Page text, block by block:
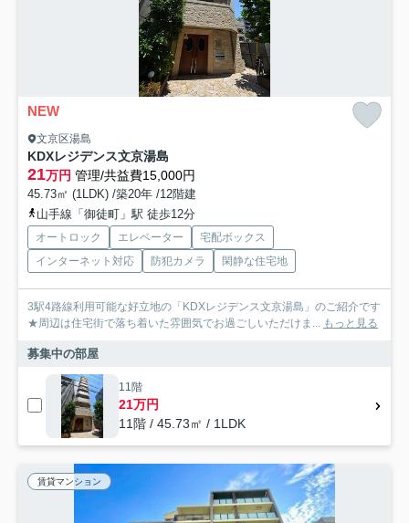
NEW
文京区湯島
KDXレジデンス文京湯島
21万円 管理/共益費15,000円
45.73㎡ (1LDK) /築20年 /12階建
山手線「御徒町」駅 徒歩12分
オートロック エレベーター
宅配ボックス
インターネット対応
防犯カメラ 閑静な住宅地
3駅4路線利用可能な好立地の「KDXレジデンス文京湯島」のご紹介です
★周辺は住宅街で落ち着いた雰囲気でお過ごしいただけま...
もっと見る
募集中の部屋
11階
21万円
11階 / 45.73㎡ / 1LDK
賃貸マンション